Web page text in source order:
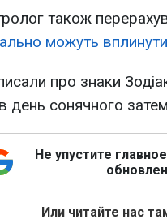
також
можуть
про знаки
в день сонячного
Не упустите
Или читайте нас